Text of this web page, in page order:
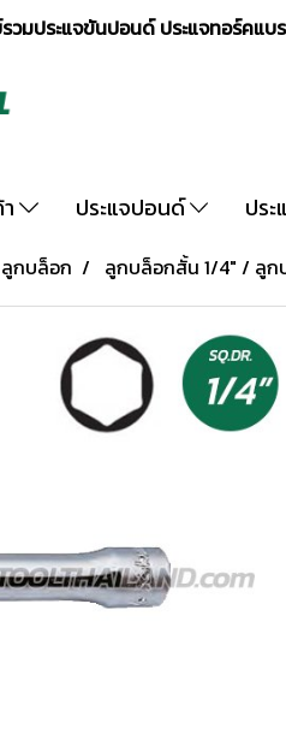
รวมประแจขันปอนด์ ประแจทอร์คแ
ประแจปอนด์ ปร
ลูกบล็อก ลูกบล็อกสั้น 1/4" / ลูก